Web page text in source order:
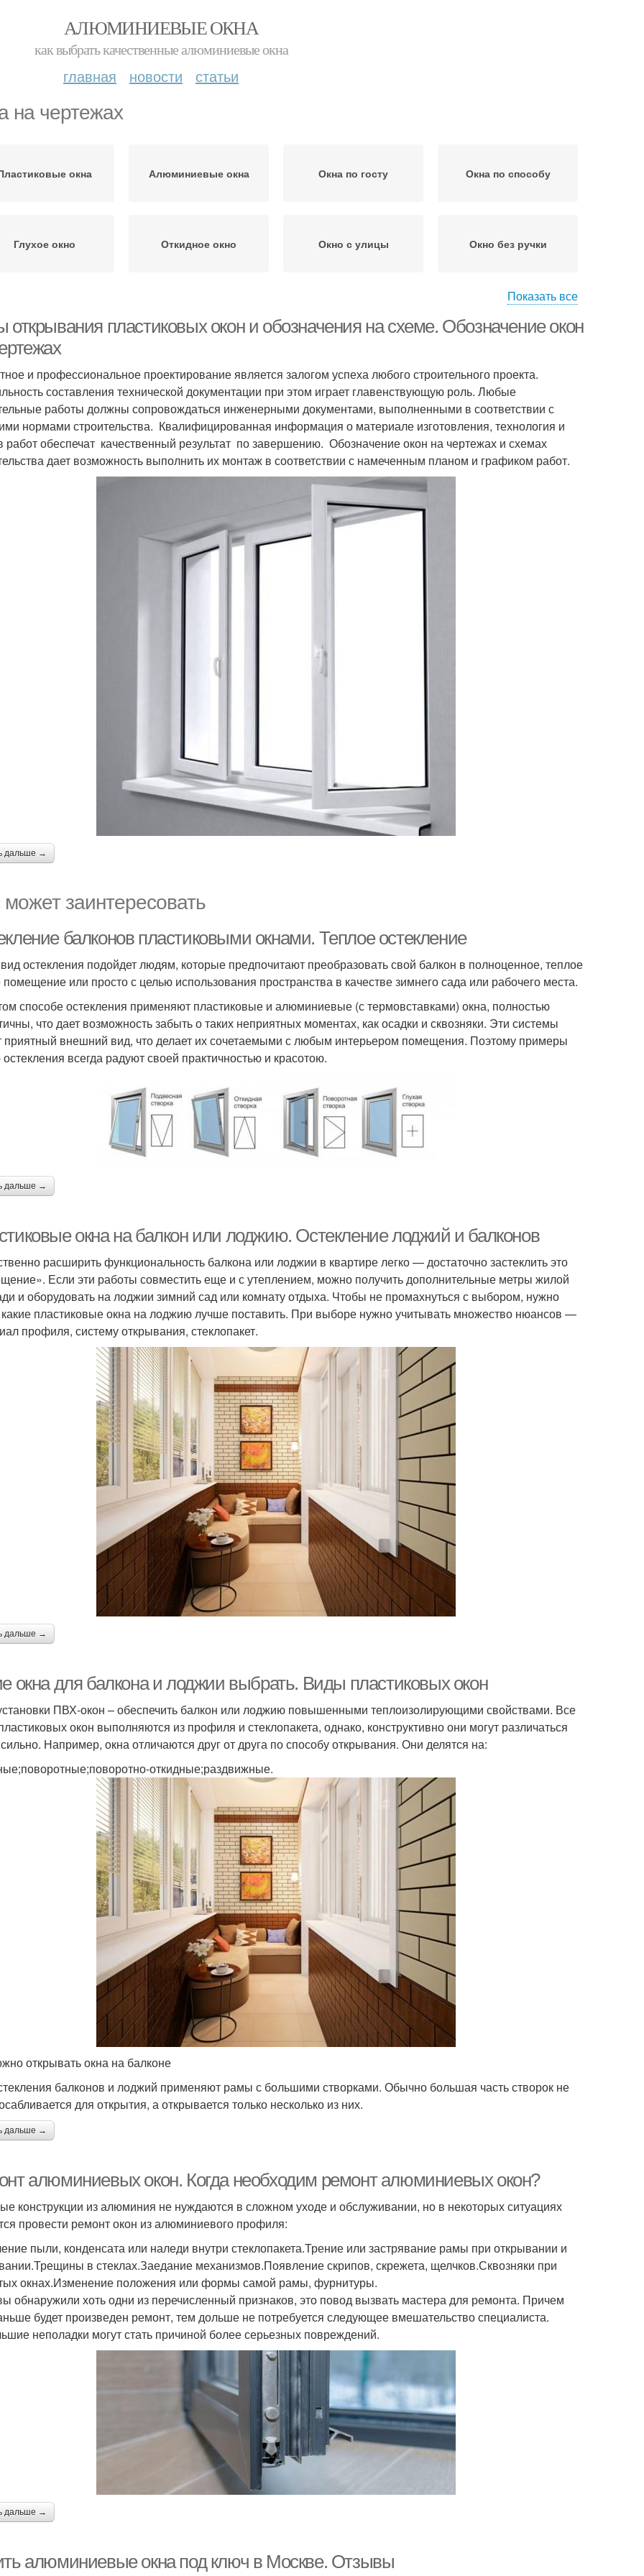
АЛЮМИНИЕВЫЕ ОКНА
как выбрать качественные алюминиевые окна
главная новости статьи
на чертежах
окна Алюминиевые окна Окна по госту Окна по способу
Глухое окно Откидное окно Окно с улицы Окно без ручки
Показать все
открывания пластиковых окон и обозначения на схеме. Обозначение окон
и профессиональное проектирование является залогом успеха любого строительного проекта.
составления технической документации при этом играет главенствующую роль. Любые
работы должны сопровождаться инженерными документами, выполненными в соответствии с
нормами строительства. Квалифицированная информация о материале изготовления, технология и
работ обеспечат качественный результат по завершению. Обозначение окон на чертежах и схемах
дает возможность выполнить их монтаж в соответствии с намеченным планом и графиком работ.
дальше →
заинтересовать
балконов пластиковыми окнами. Теплое остекление
остекления подойдет людям, которые предпочитают преобразовать свой балкон в полноценное, теплое
или просто с целью использования пространства в качестве зимнего сада или рабочего места.
способе остекления применяют пластиковые и алюминиевые (с термовставками) окна, полностью
что дает возможность забыть о таких неприятных моментах, как осадки и сквозняки. Эти системы
приятный внешний вид, что делает их сочетаемыми с любым интерьером помещения. Поэтому примеры
остекления всегда радуют своей практичностью и красотою.
дальше →
окна на балкон или лоджию. Остекление лоджий и балконов
расширить функциональность балкона или лоджии в квартире легко — достаточно застеклить это
Если эти работы совместить еще и с утеплением, можно получить дополнительные метры жилой
и оборудовать на лоджии зимний сад или комнату отдыха. Чтобы не промахнуться с выбором, нужно
какие пластиковые окна на лоджию лучше поставить. При выборе нужно учитывать множество нюансов —
профиля, систему открывания, стеклопакет.
дальше →
окна для балкона и лоджии выбрать. Виды пластиковых окон
ПВХ-окон – обеспечить балкон или лоджию повышенными теплоизолирующими свойствами. Все
окон выполняются из профиля и стеклопакета, однако, конструктивно они могут различаться
Например, окна отличаются друг от друга по способу открывания. Они делятся на:
откидные;раздвижные.
открывать окна на балконе
балконов и лоджий применяют рамы с большими створками. Обычно большая часть створок не
для открытия, а открывается только несколько из них.
дальше →
алюминиевых окон. Когда необходим ремонт алюминиевых окон?
конструкции из алюминия не нуждаются в сложном уходе и обслуживании, но в некоторых ситуациях
провести ремонт окон из алюминиевого профиля:
пыли, конденсата или наледи внутри стеклопакета.Трение или застрявание рамы при открывании и
в стеклах.Заедание механизмов.Появление скрипов, скрежета, щелчков.Сквозняки при
окнах.Изменение положения или формы самой рамы, фурнитуры.
обнаружили хоть одни из перечисленный признаков, это повод вызвать мастера для ремонта. Причем
будет произведен ремонт, тем дольше не потребуется следующее вмешательство специалиста.
неполадки могут стать причиной более серьезных повреждений.
дальше →
алюминиевые окна под ключ в Москве. Отзывы